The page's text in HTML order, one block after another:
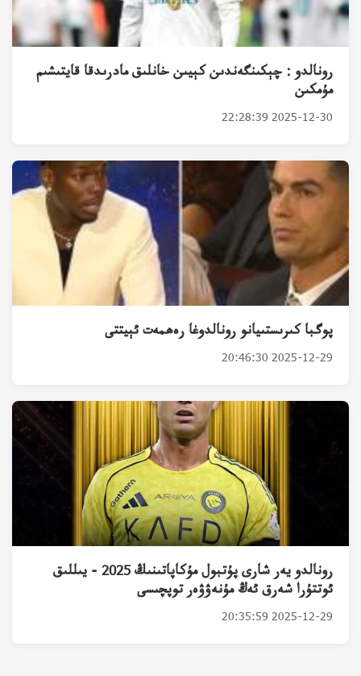
رونالدو : چېكىنگەندىن كېيىن خانلىق مادرىدقا قايتىشىم
مۇمكىن
2025-12-30 22:28:39
پوگبا كىرىستىيانو رونالدوغا رەھمەت ئېيتتى
2025-12-29 20:46:30
رونالدو يەر شارى پۇتبول مۇكاپاتىنىڭ 2025 - يىللىق
ئوتتۇرا شەرق ئەڭ مۇنەۋۋەر توپچىسى
2025-12-29 20:35:59